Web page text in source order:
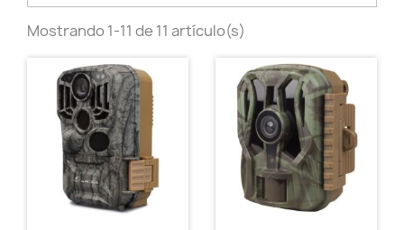
Mostrando 1-11 de 11 artículo(s)